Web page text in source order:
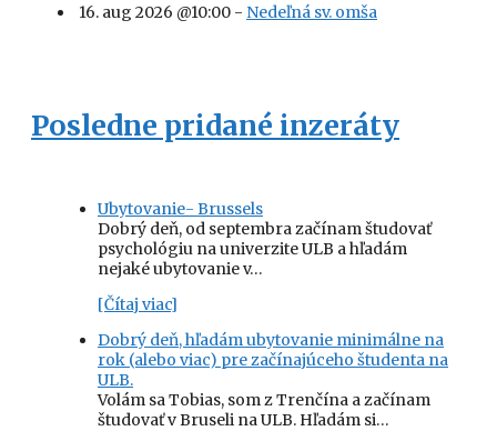
16. aug 2026 @10:00 - Nedeľná sv. omša
Posledne pridané inzeráty
Ubytovanie- Brussels
Dobrý deň, od septembra začínam študovať
psychológiu na univerzite ULB a hľadám
nejaké ubytovanie v…
[Čítaj viac]
Dobrý deň, hľadám ubytovanie minimálne na
rok (alebo viac) pre začínajúceho študenta na
ULB.
Volám sa Tobias, som z Trenčína a začínam
študovať v Bruseli na ULB. Hľadám si…